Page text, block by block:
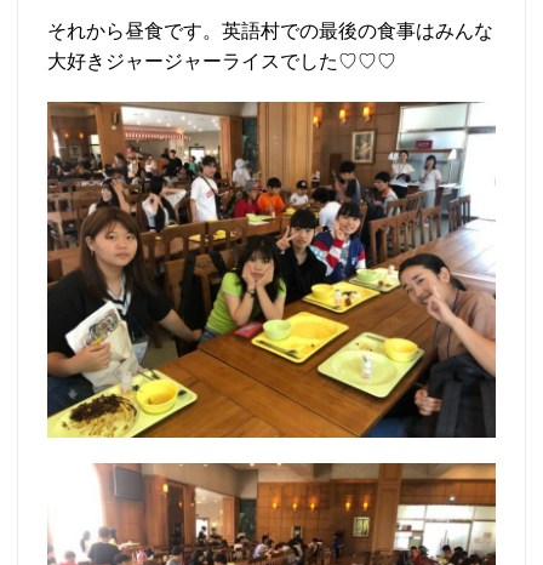
それから昼食です。英語村での最後の食事はみんな
大好きジャージャーライスでした♡♡♡